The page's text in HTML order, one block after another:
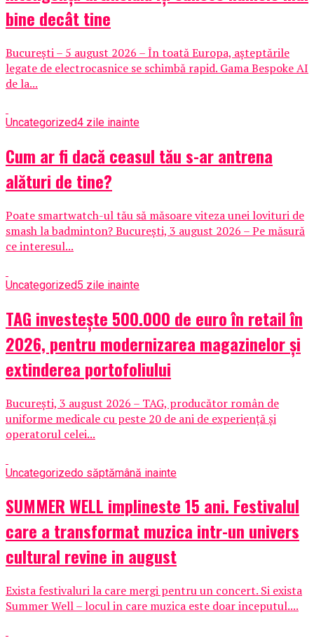
bine decât tine
București – 5 august 2026 – În toată Europa, așteptările
legate de electrocasnice se schimbă rapid. Gama Bespoke AI
de la...
Uncategorized4 zile inainte
Cum ar fi dacă ceasul tău s-ar antrena
alături de tine?
Poate smartwatch-ul tău să măsoare viteza unei lovituri de
smash la badminton? București, 3 august 2026 – Pe măsură
ce interesul...
Uncategorized5 zile inainte
TAG investește 500.000 de euro în retail în
2026, pentru modernizarea magazinelor și
extinderea portofoliului
București, 3 august 2026 – TAG, producător român de
uniforme medicale cu peste 20 de ani de experiență și
operatorul celei...
Uncategorizedo săptămână inainte
SUMMER WELL implineste 15 ani. Festivalul
care a transformat muzica intr-un univers
cultural revine in august
Exista festivaluri la care mergi pentru un concert. Si exista
Summer Well – locul in care muzica este doar inceputul....